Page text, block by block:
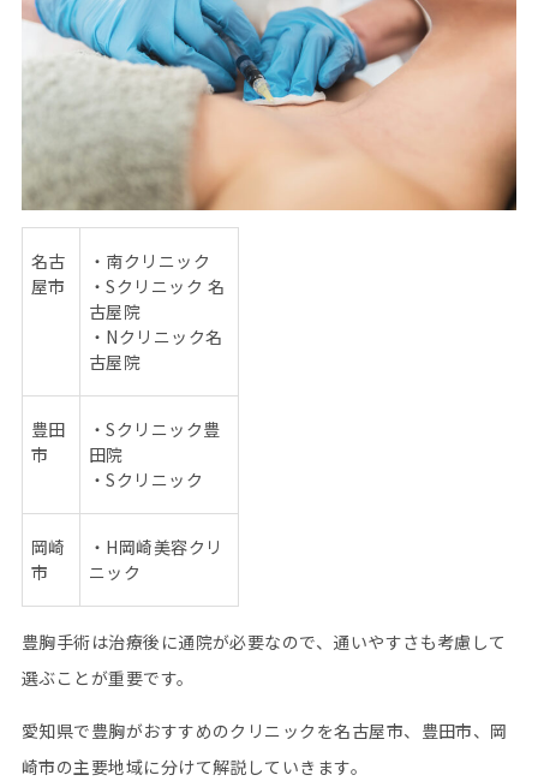
名古
屋市
・南クリニック
・Sクリニック 名
古屋院
・ Nクリニック名
古屋院
豊田
市
・Sクリニック豊
田院
・Sクリニック
岡崎
市
・ H岡崎美容クリ
ニック
豊胸手術は治療後に通院が必要なので、通いやすさも考慮して
選ぶことが重要です。
愛知県で豊胸がおすすめのクリニックを名古屋市、豊田市、岡
崎市の主要地域に分けて解説していきます。